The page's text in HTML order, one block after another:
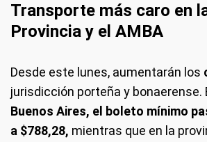
Transporte más caro en
Provincia y el AMBA
Desde este lunes, aumentarán los
jurisdicción porteña y bonaerense.
Buenos Aires, el boleto mínimo
a $788,28, mientras que en la